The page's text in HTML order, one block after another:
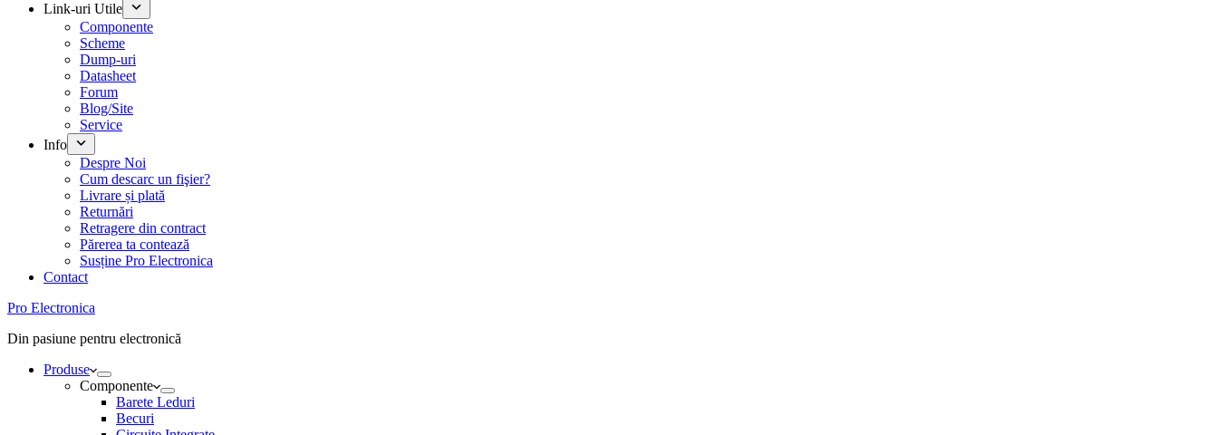
Link-uri Utile
Componente
Scheme
Dump-uri
Datasheet
Forum
Blog/Site
Service
Info
Despre Noi
Cum descarc un fişier?
Livrare și plată
Returnări
Retragere din contract
Părerea ta contează
Susține Pro Electronica
Contact
Pro Electronica
Din pasiune pentru electronică
Produse
Componente
Barete Leduri
Becuri